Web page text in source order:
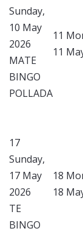
Sunday,
10 May
2026
MATE
BINGO
POLLADA
11
11
17
Sunday,
17 May
2026
TE
BINGO
18
18